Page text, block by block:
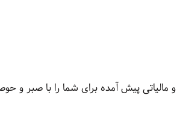
پیش آمده برای شما را با صبر و